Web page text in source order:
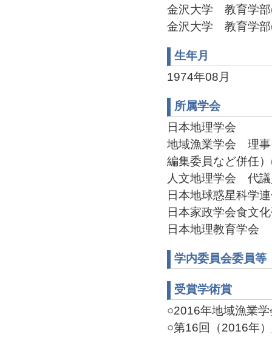
金沢大学 教育学部
金沢大学 教育学部
生年月
1974年08月
所属学会
日本地理学会
地域漁業学会 理事
編集委員など併任
人文地理学会 代
日本地球惑星科学
日本家政学会食文
日本地理教育学会
学内委員会委員等
受賞学術賞
○2016年地域漁業
○第16回（2016年